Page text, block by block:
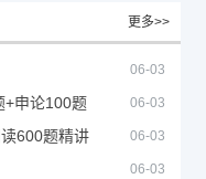
更多>>
06-03
+申论100题 06-03
600题精讲 06-03
06-03